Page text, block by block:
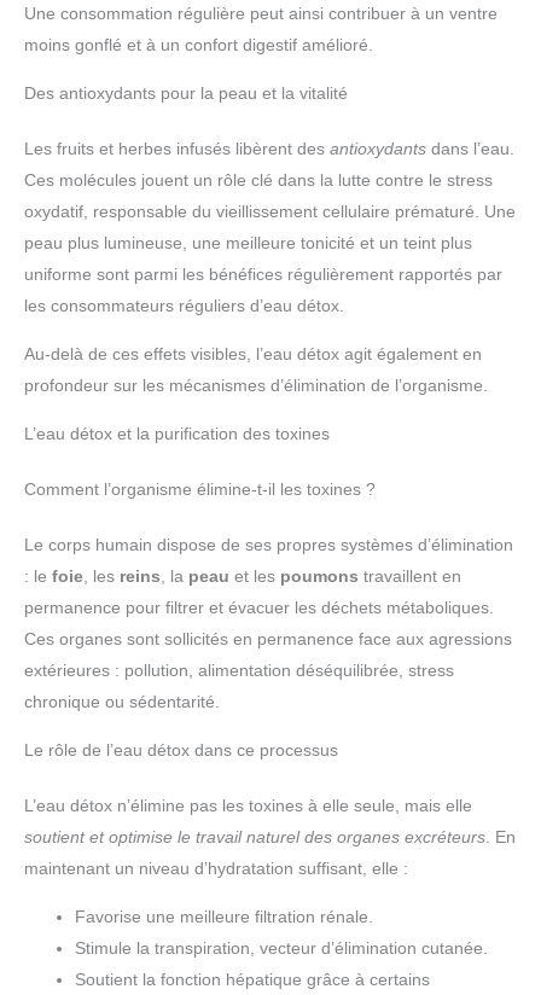
Une consommation régulière peut ainsi contribuer à un ventre
moins gonflé et à un confort digestif amélioré.
Des antioxydants pour la peau et la vitalité
Les fruits et herbes infusés libèrent des antioxydants dans l’eau.
Ces molécules jouent un rôle clé dans la lutte contre le stress
oxydatif, responsable du vieillissement cellulaire prématuré. Une
peau plus lumineuse, une meilleure tonicité et un teint plus
uniforme sont parmi les bénéfices régulièrement rapportés par
les consommateurs réguliers d’eau détox.
Au-delà de ces effets visibles, l’eau détox agit également en
profondeur sur les mécanismes d’élimination de l’organisme.
L’eau détox et la purification des toxines
Comment l’organisme élimine-t-il les toxines ?
Le corps humain dispose de ses propres systèmes d’élimination
: le foie , les reins , la peau et les poumons travaillent en
permanence pour filtrer et évacuer les déchets métaboliques.
Ces organes sont sollicités en permanence face aux agressions
extérieures : pollution, alimentation déséquilibrée, stress
chronique ou sédentarité.
Le rôle de l’eau détox dans ce processus
L’eau détox n’élimine pas les toxines à elle seule, mais elle
soutient et optimise le travail naturel des organes excréteurs . En
maintenant un niveau d’hydratation suffisant, elle :
Favorise une meilleure filtration rénale.
Stimule la transpiration, vecteur d’élimination cutanée.
Soutient la fonction hépatique grâce à certains